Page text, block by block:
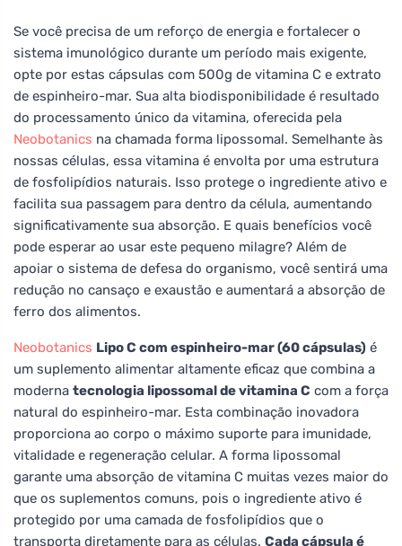
Se você precisa de um reforço de energia e fortalecer o
sistema imunológico durante um período mais exigente,
opte por estas cápsulas com 500g de vitamina C e extrato
de espinheiro-mar. Sua alta biodisponibilidade é resultado
do processamento único da vitamina, oferecida pela
Neobotanics na chamada forma lipossomal. Semelhante às
nossas células, essa vitamina é envolta por uma estrutura
de fosfolipídios naturais. Isso protege o ingrediente ativo e
facilita sua passagem para dentro da célula, aumentando
significativamente sua absorção. E quais benefícios você
pode esperar ao usar este pequeno milagre? Além de
apoiar o sistema de defesa do organismo, você sentirá uma
redução no cansaço e exaustão e aumentará a absorção de
ferro dos alimentos.
Neobotanics Lipo C com espinheiro-mar (60 cápsulas) é
um suplemento alimentar altamente eficaz que combina a
moderna tecnologia lipossomal de vitamina C com a força
natural do espinheiro-mar. Esta combinação inovadora
proporciona ao corpo o máximo suporte para imunidade,
vitalidade e regeneração celular. A forma lipossomal
garante uma absorção de vitamina C muitas vezes maior do
que os suplementos comuns, pois o ingrediente ativo é
protegido por uma camada de fosfolipídios que o
transporta diretamente para as células. Cada cápsula é